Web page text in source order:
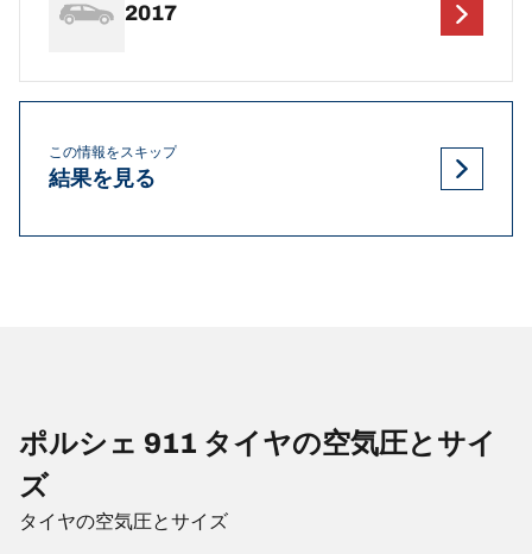
2017
この情報をスキップ
結果を見る
ポルシェ 911 タイヤの空気圧とサイ
ズ
タイヤの空気圧とサイズ